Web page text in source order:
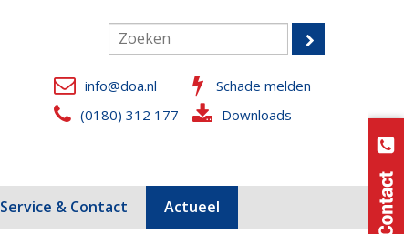
info@doa.nl
(0180) 312 177
Schade melden
Downloads
Service & Contact Actueel